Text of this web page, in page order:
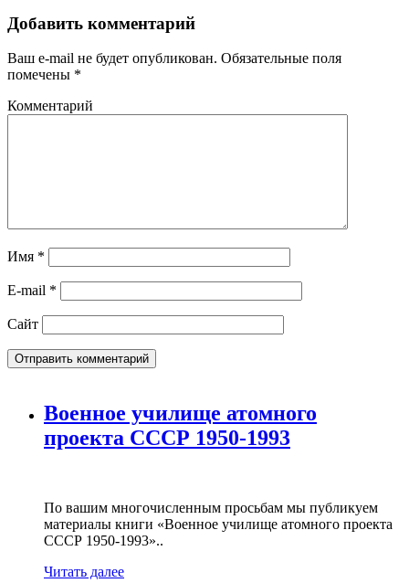
Добавить комментарий
Ваш e-mail не будет опубликован. Обязательные поля
помечены *
Комментарий
Имя *
E-mail *
Сайт
Военное училище атомного
проекта СССР 1950-1993
По вашим многочисленным просьбам мы публикуем
материалы книги «Военное училище атомного проекта
СССР 1950-1993»..
Читать далее